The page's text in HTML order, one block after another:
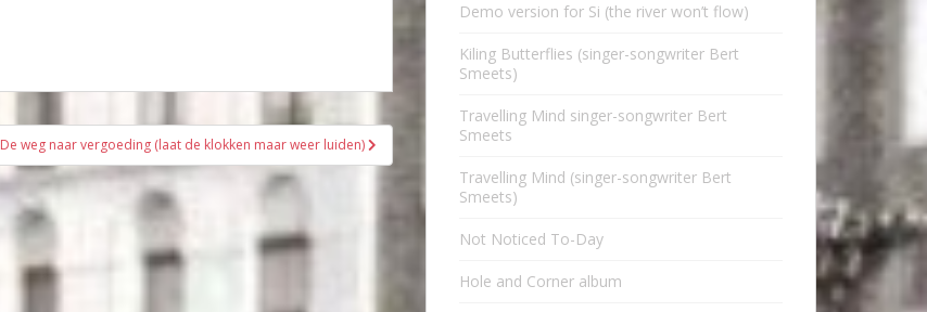
De weg naar vergoeding (laat de klokken maar weer luiden)
Demo version for Si (the river won’t flow)
Kiling Butterflies (singer-songwriter Bert
Smeets)
Travelling Mind singer-songwriter Bert
Smeets
Travelling Mind (singer-songwriter Bert
Smeets)
Not Noticed To-Day
Hole and Corner album